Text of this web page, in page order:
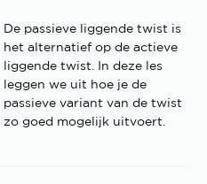
De passieve liggende twist is
het alternatief op de actieve
liggende twist. In deze les
leggen we uit hoe je de
passieve variant van de twist
zo goed mogelijk uitvoert.